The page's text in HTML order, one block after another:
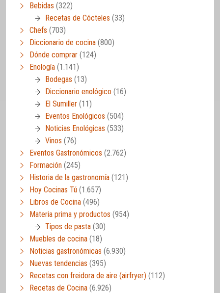
Bebidas (322)
Recetas de Cócteles (33)
Chefs (703)
Diccionario de cocina (800)
Dónde comprar (124)
Enología (1.141)
Bodegas (13)
Diccionario enológico (16)
El Sumiller (11)
Eventos Enológicos (504)
Noticias Enológicas (533)
Vinos (76)
Eventos Gastronómicos (2.762)
Formación (245)
Historia de la gastronomía (121)
Hoy Cocinas Tú (1.657)
Libros de Cocina (496)
Materia prima y productos (954)
Tipos de pasta (30)
Muebles de cocina (18)
Noticias gastronómicas (6.930)
Nuevas tendencias (395)
Recetas con freidora de aire (airfryer) (112)
Recetas de Cocina (6.926)